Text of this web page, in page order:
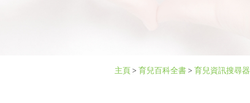
主頁> 育兒百科全書> 育兒資訊搜尋器